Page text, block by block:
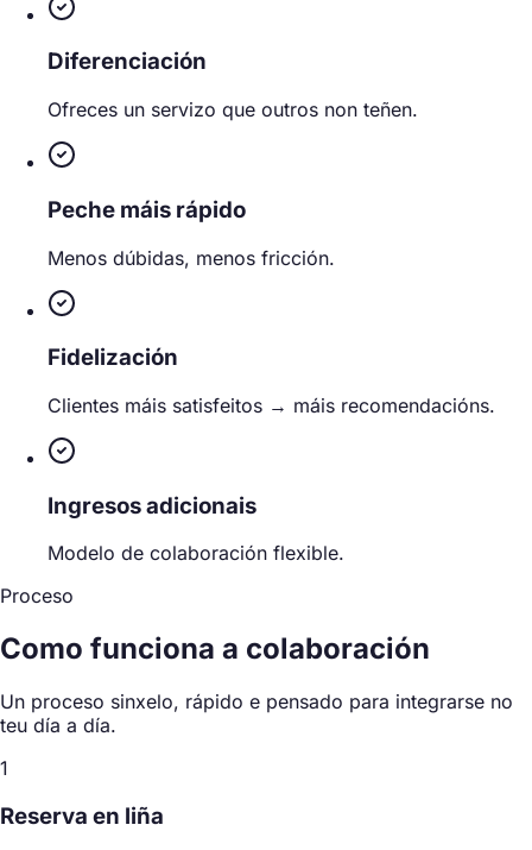
Diferenciación
Ofreces un servizo que outros non teñen.
Peche máis rápido
Menos dúbidas, menos fricción.
Fidelización
Clientes máis satisfeitos → máis recomendacións.
Ingresos adicionais
Modelo de colaboración flexible.
Proceso
Como funciona a colaboración
Un proceso sinxelo, rápido e pensado para integrarse no
teu día a día.
1
Reserva en liña